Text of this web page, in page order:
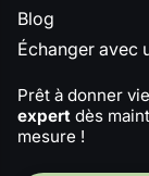
Blog
Échanger avec
Prêt à donner
expert dès
mesure !